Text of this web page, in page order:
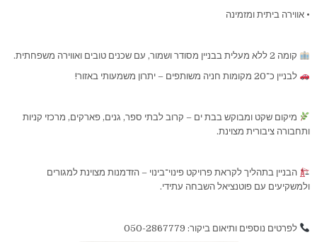
• אווירה ביתית ומזמינה
קומה 2 ללא מעלית בבניין מסודר ושמור, עם שכנים טובים ואווירה משפחתית.
לבניין כ־20 מקומות חניה משותפים – יתרון משמעותי באזור!
מיקום שקט ומבוקש בבת ים – קרוב לבתי ספר, גנים, פארקים, מרכזי קניות
ותחבורה ציבורית מצוינת.
הבניין בתהליך לקראת פרויקט פינוי־בינוי – הזדמנות מצוינת למגורים
ולמשקיעים עם פוטנציאל השבחה עתידי.
לפרטים נוספים ותיאום ביקור: 050-2867779